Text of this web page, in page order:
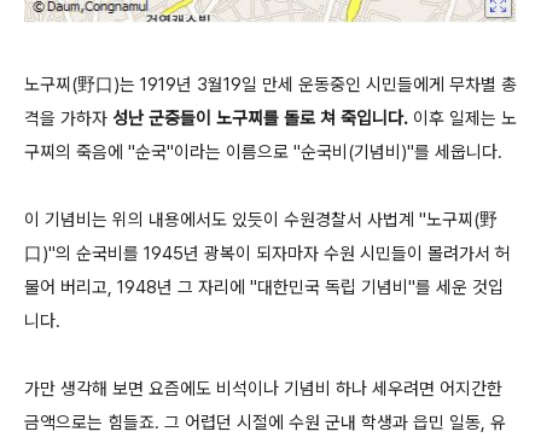
노구찌(野口)는 1919년 3월19일 만세 운동중인 시민들에게 무차별 총
격을 가하자 성난 군중들이 노구찌를 돌로 쳐 죽입니다. 이후 일제는 노
구찌의 죽음에 "순국"이라는 이름으로 "순국비(기념비)"를 세웁니다.
이 기념비는 위의 내용에서도 있듯이 수원경찰서 사법계 "노구찌(野
口)"의 순국비를 1945년 광복이 되자마자 수원 시민들이 몰려가서 허
물어 버리고, 1948년 그 자리에 "대한민국 독립 기념비"를 세운 것입
니다.
가만 생각해 보면 요즘에도 비석이나 기념비 하나 세우려면 어지간한
금액으로는 힘들죠. 그 어렵던 시절에 수원 군내 학생과 읍민 일동, 유